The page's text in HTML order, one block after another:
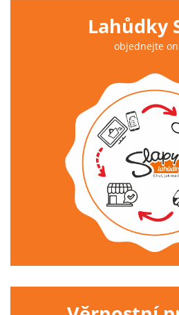
Lahůdky
objednejte